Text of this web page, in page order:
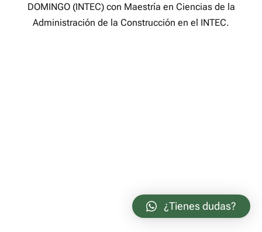
DOMINGO (INTEC) con Maestría en Ciencias de la
Administración de la Construcción en el INTEC.
¿Tienes dudas?